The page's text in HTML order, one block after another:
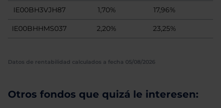
IE00BH3VJH87 1,70% 17,96%
IE00BHHMS037 2,20% 23,25%
Datos de rentabilidad calculados a fecha 05/08/2026
Otros fondos que quizá le interesen: